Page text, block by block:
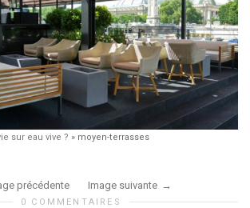
sur eau vive ? » moyen-terrasses
précédente Image suivante
0 COMMENTAIRES